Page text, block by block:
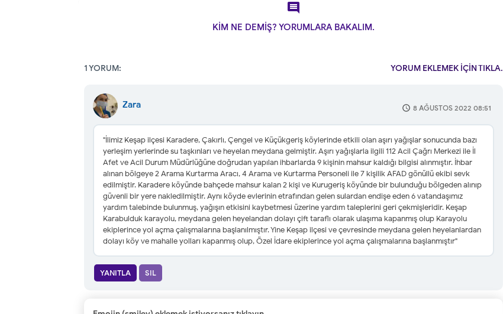

KİM NE DEMİŞ? YORUMLARA BAKALIM.
YORUM EKLEMEK İÇİN TIKLA.
1 YORUM:
Zara 8 AĞUSTOS 2022 08:51
"İlimiz Keşap ilçesi Karadere, Çakırlı, Çengel ve Küçükgeriş köylerinde etkili olan aşırı yağışlar sonucunda bazı
yerleşim yerlerinde su taşkınları ve heyelan meydana gelmiştir. Aşırı yağışlarla ilgili 112 Acil Çağrı Merkezi ile İl
Afet ve Acil Durum Müdürlüğüne doğrudan yapılan ihbarlarda 9 kişinin mahsur kaldığı bilgisi alınmıştır. İhbar
alınan bölgeye 2 Arama Kurtarma Aracı, 4 Arama ve Kurtarma Personeli ile 7 kişilik AFAD gönüllü ekibi sevk
edilmiştir. Karadere köyünde bahçede mahsur kalan 2 kişi ve Kurugeriş köyünde bir bulunduğu bölgeden alınıp
güvenli bir yere nakledilmiştir. Aynı köyde evlerinin etrafından gelen sulardan endişe eden 6 vatandaşımız
yardım talebinde bulunmuş, yağışın etkisini kaybetmesi üzerine yardım taleplerini geri çekmişleridir. Keşap-
Karabulduk karayolu, meydana gelen heyelandan dolayı çift taraflı olarak ulaşıma kapanmış olup Karayolu
ekiplerince yol açma çalışmalarına başlanılmıştır. Yine Keşap ilçesi ve çevresinde meydana gelen heyelanlardan
dolayı köy ve mahalle yolları kapanmış olup, Özel İdare ekiplerince yol açma çalışmalarına başlanmıştır"
YANITLA SIL